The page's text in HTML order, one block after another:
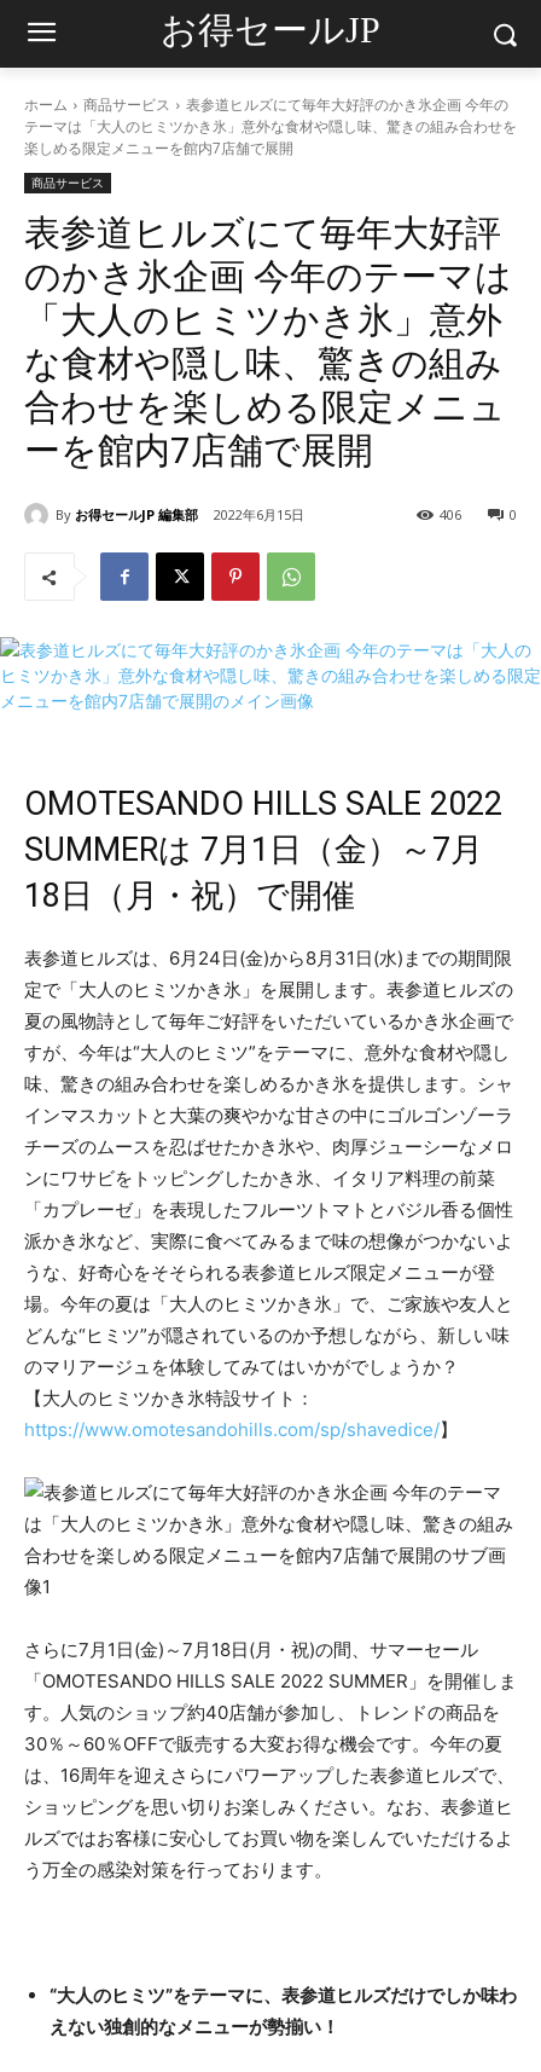
お得セールJP
ホーム 商品サービス
表参道ヒルズにて毎年大好評のかき氷企画 今年の
テーマは「大人のヒミツかき氷」意外な食材や隠し味、驚きの組み合わせを
楽しめる限定メニューを館内7店舗で展開
商品サービス
表参道ヒルズにて毎年大好評
のかき氷企画 今年のテーマは
「大人のヒミツかき氷」意外
な食材や隠し味、驚きの組み
合わせを楽しめる限定メニュ
ーを館内7店舗で展開
By お得セールJP 編集部 2022年6月15日 0
406
OMOTESANDO HILLS SALE 2022
SUMMERは 7月1日（金）～7月
18日（月・祝）で開催
表参道ヒルズは、6月24日(金)から8月31日(水)までの期間限
定で「大人のヒミツかき氷」を展開します。表参道ヒルズの
夏の風物詩として毎年ご好評をいただいているかき氷企画で
すが、今年は“大人のヒミツ”をテーマに、意外な食材や隠し
味、驚きの組み合わせを楽しめるかき氷を提供します。シャ
インマスカットと大葉の爽やかな甘さの中にゴルゴンゾーラ
チーズのムースを忍ばせたかき氷や、肉厚ジューシーなメロ
ンにワサビをトッピングしたかき氷、イタリア料理の前菜
「カプレーゼ」を表現したフルーツトマトとバジル香る個性
派かき氷など、実際に食べてみるまで味の想像がつかないよ
うな、好奇心をそそられる表参道ヒルズ限定メニューが登
場。今年の夏は「大人のヒミツかき氷」で、ご家族や友人と
どんな“ヒミツ”が隠されているのか予想しながら、新しい味
のマリアージュを体験してみてはいかがでしょうか？
【大人のヒミツかき氷特設サイト：
https://www.omotesandohills.com/sp/shavedice/】
さらに7月1日(金)～7月18日(月・祝)の間、サマーセール
「OMOTESANDO HILLS SALE 2022 SUMMER」を開催しま
す。人気のショップ約40店舗が参加し、トレンドの商品を
30％～60％OFFで販売する大変お得な機会です。今年の夏
は、16周年を迎えさらにパワーアップした表参道ヒルズで、
ショッピングを思い切りお楽しみください。なお、表参道ヒ
ルズではお客様に安心してお買い物を楽しんでいただけるよ
う万全の感染対策を行っております。
“大人のヒミツ”をテーマに、表参道ヒルズだけでしか味わ
えない独創的なメニューが勢揃い！